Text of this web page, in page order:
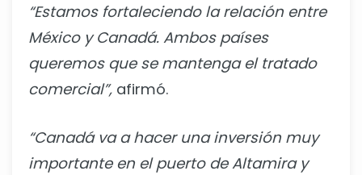
“Estamos fortaleciendo la relación entre
México y Canadá. Ambos países
queremos que se mantenga el tratado
comercial”, afirmó.
“Canadá va a hacer una inversión muy
importante en el puerto de Altamira y